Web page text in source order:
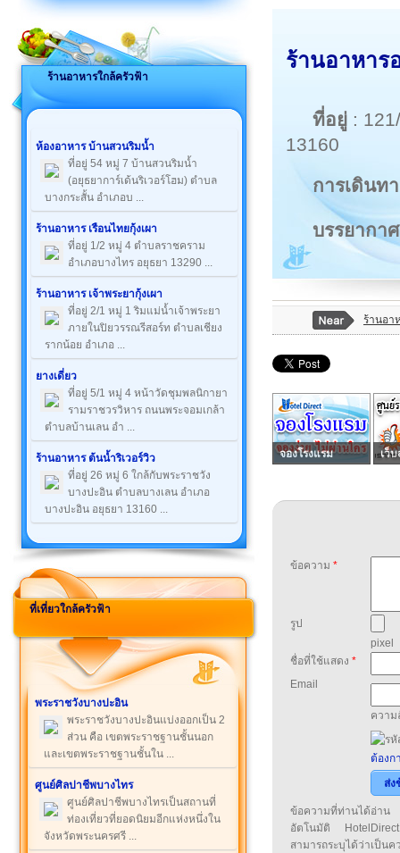
ร้านอาหารใกล้ครัวฟ้า
ห้องอาหาร บ้านสวนริมน้ำ
ที่อยู่ 54 หมู่ 7 บ้านสวนริมน้ำ
(อยุธยาการ์เด้นริเวอร์โฮม) ตำบล
บางกระสั้น อำเภอบ ...
ร้านอาหาร เรือนไทยกุ้งเผา
ที่อยู่ 1/2 หมู่ 4 ตำบลราชคราม
อำเภอบางไทร อยุธยา 13290 ...
ร้านอาหาร เจ้าพระยากุ้งเผา
ที่อยู่ 2/1 หมู่ 1 ริมแม่น้ำเจ้าพระยา
ภายในปิยวรรณรีสอร์ท ตำบลเชียง
รากน้อย อำเภอ ...
ยางเดี่ยว
ที่อยู่ 5/1 หมู่ 4 หน้าวัดชุมพลนิกายา
รามราชวรวิหาร ถนนพระจอมเกล้า
ตำบลบ้านเลน อำ ...
ร้านอาหาร ต้นน้ำริเวอร์วิว
ที่อยู่ 26 หมู่ 6 ใกล้กับพระราชวัง
บางปะอิน ตำบลบางเลน อำเภอ
บางปะอิน อยุธยา 13160 ...
ที่เที่ยวใกล้ครัวฟ้า
พระราชวังบางปะอิน
พระราชวังบางปะอินแบ่งออกเป็น 2
ส่วน คือ เขตพระราชฐานชั้นนอก
และเขตพระราชฐานชั้นใน ...
ศูนย์ศิลปาชีพบางไทร
ศูนย์ศิลปาชีพบางไทรเป็นสถานที่
ท่องเที่ยวที่ยอดนิยมอีกแห่งหนึ่งใน
จังหวัดพระนครศรี ...
ร้านอาหาร
ที่อยู่ :
13160
การเดินท
บรรยากาศ
ร้านอา
จองโรงแรม เว็บ
ข้อความ *
รูป
pixel
ชื่อที่ใช้แสดง *
Email
ความ
ต้องก
ส่ง
ข้อความที่ท่านได้อ่าน
อัตโนมัติ
สามารถระบุได้ว่าเป็น